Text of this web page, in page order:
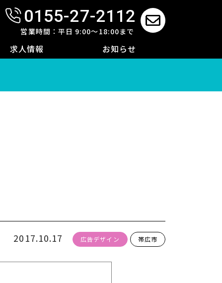
0155-27-2112
営業時間：平日 9:00～18:00まで
求人情報 お知らせ
2017.10.17 広告デザイン 帯広市